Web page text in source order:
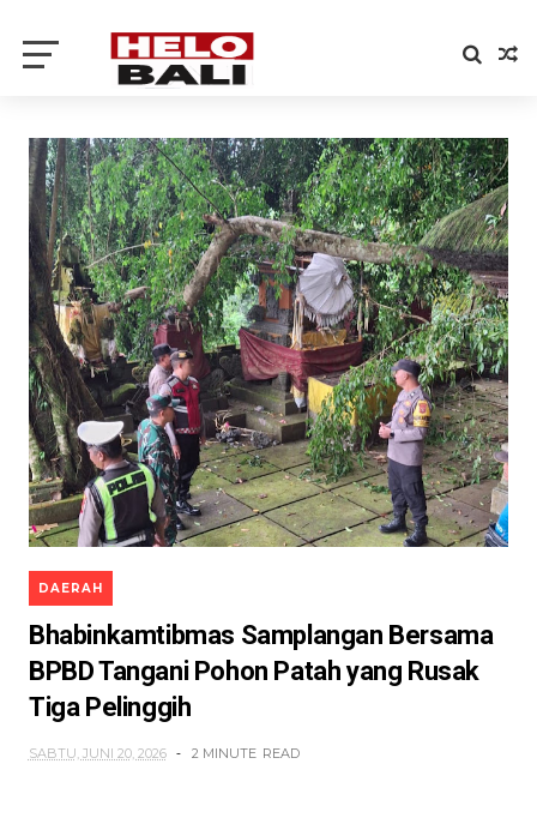
DAERAH
Bhabinkamtibmas Samplangan Bersama
BPBD Tangani Pohon Patah yang Rusak
Tiga Pelinggih
SABTU, JUNI 20, 2026 2 MINUTE READ